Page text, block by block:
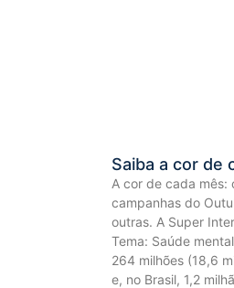
Saiba a cor de
A cor de cada
campanhas do
outras. A Super
Tema: Saúde
264 milhões (18,6
e, no Brasil, 1,2